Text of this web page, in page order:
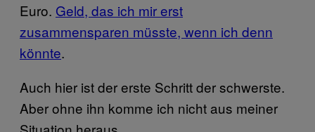
Euro. Geld, das ich mir erst
zusammensparen müsste, wenn ich denn
könnte.
Auch hier ist der erste Schritt der schwerste.
Aber ohne ihn komme ich nicht aus meiner